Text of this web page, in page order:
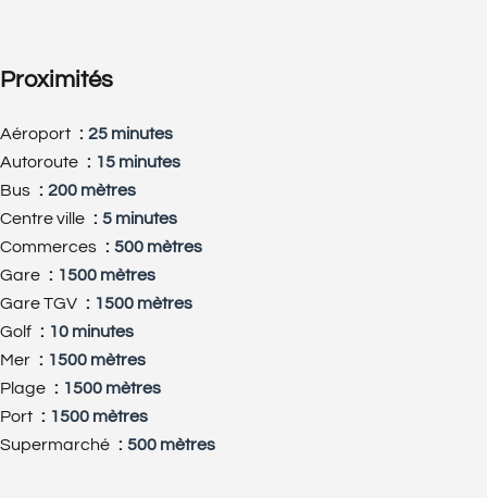
Proximités
Aéroport
25 minutes
Autoroute
15 minutes
Bus
200 mètres
Centre ville
5 minutes
Commerces
500 mètres
Gare
1500 mètres
Gare TGV
1500 mètres
Golf
10 minutes
Mer
1500 mètres
Plage
1500 mètres
Port
1500 mètres
Supermarché
500 mètres